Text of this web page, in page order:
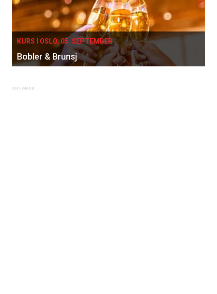
KURS I OSLO, 05. SEPTEMBER
Bobler & Brunsj